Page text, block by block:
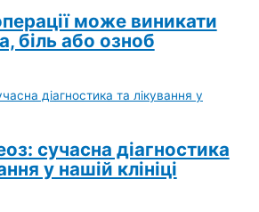
може виникати
біль або озноб
сучасна діагностика
у нашій клініці